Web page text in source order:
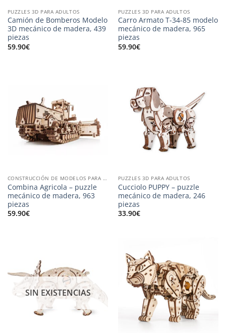
PUZZLES 3D PARA ADULTOS
Camión de Bomberos Modelo
3D mecánico de madera, 439
piezas
59.90€
PUZZLES 3D PARA ADULTOS
Carro Armato T-34-85 modelo
mecánico de madera, 965
piezas
59.90€
CONSTRUCCIÓN DE MODELOS PARA ADULTOS
Combina Agricola – puzzle
mecánico de madera, 963
piezas
59.90€
PUZZLES 3D PARA ADULTOS
Cucciolo PUPPY – puzzle
mecánico de madera, 246
piezas
33.90€
SIN EXISTENCIAS